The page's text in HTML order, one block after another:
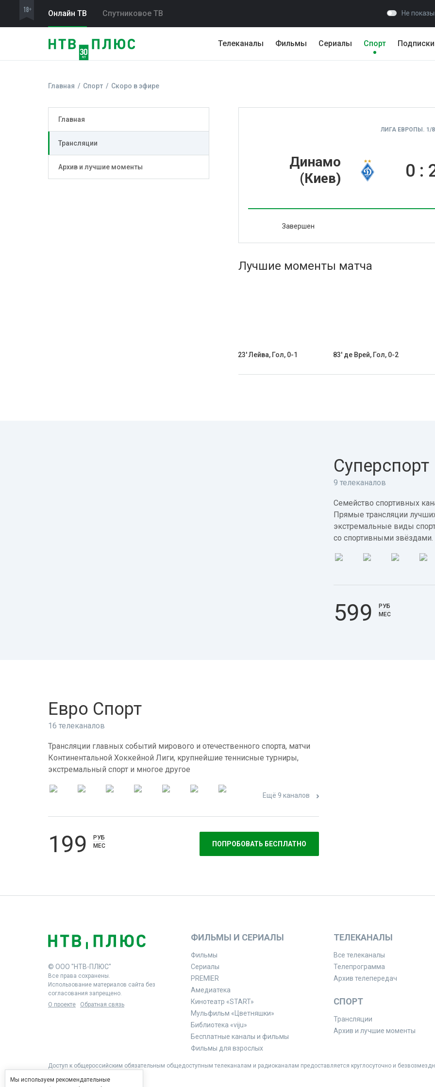
Онлайн ТВ Спутниковое ТВ Не
Телеканалы Фильмы Сериалы Спорт Подписки
Главная Спорт Скоро в эфире
Главная
Трансляции
Архив и лучшие моменты
ЛИГА ЕВРОПЫ. 1/
Динамо
(Киев)
0 :
Завершен
Лучшие моменты матча
23' Лейва, Гол, 0-1 83' де Врей, Гол, 0-2
Суперспорт
9 телеканалов
Семейство спортивных
Прямые трансляции
экстремальные виды
со спортивными звёздами.
599
РУБ
МЕС
Евро Спорт
16 телеканалов
Трансляции главных событий мирового и отечественного спорта, матчи
Континентальной Хоккейной Лиги, крупнейшие теннисные турниры,
экстремальный спорт и многое другое
Ещё 9 каналов
199
РУБ
МЕС
ПОПРОБОВАТЬ БЕСПЛАТНО
© ООО "НТВ-ПЛЮС"
Все права сохранены.
Использование материалов сайта без
согласования запрещено.
О проекте
Обратная связь
ФИЛЬМЫ И СЕРИАЛЫ
Фильмы
Сериалы
PREMIER
Амедиатека
Кинотеатр «START»
Мульфильм «Цветняшки»
Библиотека «viju»
Бесплатные каналы и фильмы
Фильмы для взрослых
ТЕЛЕКАНАЛЫ
Все телеканалы
Телепрограмма
Архив телепередач
СПОРТ
Трансляции
Архив и лучшие моменты
Доступ к общероссийским обязательным общедоступным телеканалам и радиоканалам предоставляется круглосуточно и
Мы используем рекомендательные